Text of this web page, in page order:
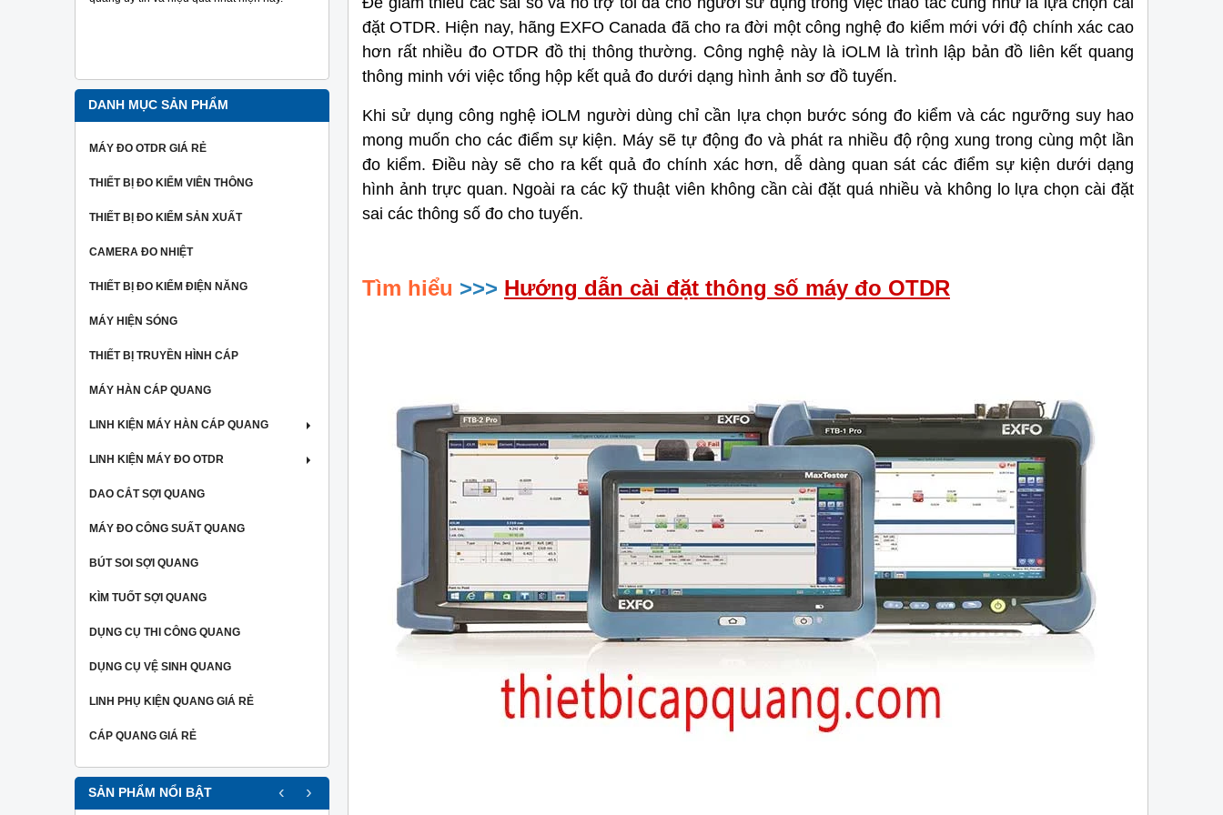
đo tra sợi single mode và multi mode.
Ngoài ra MaxTester 720C cho phép
người dùng đo kiểm trên tuyến có tín
hiệu một cách chính xác và hiệu quả
nhất.
trong thi công viễn thông hiện nay.
DANH MỤC SẢN PHẨM
MÁY ĐO OTDR GIÁ RẺ
THIẾT BỊ ĐO KIỂM VIÊN THÔNG
THIẾT BỊ ĐO KIỂM SẢN XUẤT
CAMERA ĐO NHIỆT
THIẾT BỊ ĐO KIỂM ĐIỆN NĂNG
MÁY HIỆN SÓNG
THIẾT BỊ TRUYỀN HÌNH CÁP
MÁY HÀN CÁP QUANG
LINH KIỆN MÁY HÀN CÁP QUANG
LINH KIỆN MÁY ĐO OTDR
DAO CẮT SỢI QUANG
MÁY ĐO CÔNG SUẤT QUANG
BÚT SOI SỢI QUANG
KÌM TUỐT SỢI QUANG
DỤNG CỤ THI CÔNG QUANG
DỤNG CỤ VỆ SINH QUANG
LINH PHỤ KIỆN QUANG GIÁ RẺ
CÁP QUANG GIÁ RẺ
SẢN PHẨM NỔI BẬT ‹ ›
đặt OTDR. Hiện nay, hãng EXFO Canada đã cho ra đời một công nghệ đo kiểm mới với độ chính xác cao
hơn rất nhiều đo OTDR đồ thị thông thường. Công nghệ này là iOLM là trình lập bản đồ liên kết quang
thông minh với việc tổng hộp kết quả đo dưới dạng hình ảnh sơ đồ tuyến.
Khi sử dụng công nghệ iOLM người dùng chỉ cần lựa chọn bước sóng đo kiểm và các ngưỡng suy hao
mong muốn cho các điểm sự kiện. Máy sẽ tự động đo và phát ra nhiều độ rộng xung trong cùng một lần
đo kiểm. Điều này sẽ cho ra kết quả đo chính xác hơn, dễ dàng quan sát các điểm sự kiện dưới dạng
hình ảnh trực quan. Ngoài ra các kỹ thuật viên không cần cài đặt quá nhiều và không lo lựa chọn cài đặt
sai các thông số đo cho tuyến.
Tìm hiểu >>> Hướng dẫn cài đặt thông số máy đo OTDR